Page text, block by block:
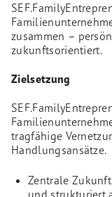
zusammen –
zukunftsorientiert.
Zielsetzung
tragfähige
Handlungsansätze.
Zentrale
und strukturiert